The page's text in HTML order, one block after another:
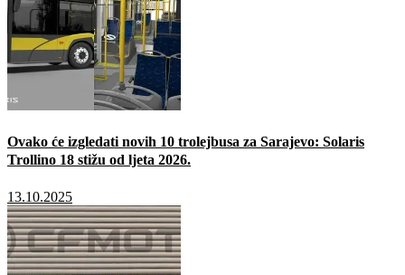
Ovako će izgledati novih 10 trolejbusa za Sarajevo: Solaris
Trollino 18 stižu od ljeta 2026.
13.10.2025